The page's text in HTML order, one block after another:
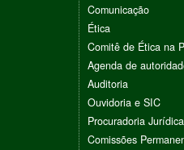
Comunicação
Ética
Comitê de Ética na
Agenda de
Auditoria
Ouvidoria e SIC
Procuradoria Jurídica
Comissões